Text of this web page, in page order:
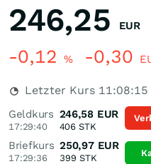
246,25 EUR
-0,12 % -0,30
Letzter Kurs 11:08:15
Geldkurs
17:29:40
246,58 EUR
406 STK
Briefkurs
17:29:36
250,97 EUR
399 STK